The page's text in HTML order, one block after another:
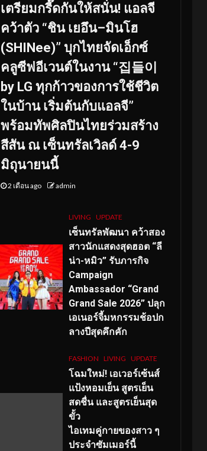
เตรียมกรี๊ดกันให้สนั่น! แอลจี
คว้าตัว “ชิน เยอึน–มินโฮ
(SHINee)” บุกไทยจัดเอ็กซ์
คลูซีฟอีเวนต์ในงาน “집들이
by LG ทุกก้าวของการใช้ชีวิต
ในบ้าน เริ่มต้นกับแอลจี”
พร้อมทัพศิลปินไทยร่วมสร้าง
สีสัน ณ เซ็นทรัลเวิลด์ 4-9
มิถุนายนนี้
2 เดือน ago admin
LIVING UPDATE
เซ็นทรัลพัฒนา คว้าสอง
สาวนักแสดงสุดฮอต “ลี
น่า-หมิว” รับภารกิจ
Campaign
Ambassador “Grand
Grand Sale 2026” ปลุก
เอเนอร์จี้มหกรรมช้อปก
ลางปีสุดคึกคัก
FASHION LIVING UPDATE
โฉมใหม่! เอเวอร์เซ้นส์
แป้งหอมเย็น สูตรเย็น
สดชื่น และสูตรเย็นสุด
ขั้ว
ไอเทมคู่กายของสาว ๆ
ประจำซัมเมอร์นี้